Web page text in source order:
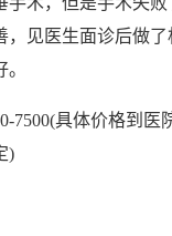
见医生面诊后做了
7500(具体价格到医
)